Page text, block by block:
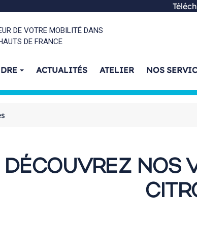
DE VOTRE MOBILITÉ DANS
DE FRANCE
ACTUALITÉS ATELIER NOS
DÉCOUVREZ NOS